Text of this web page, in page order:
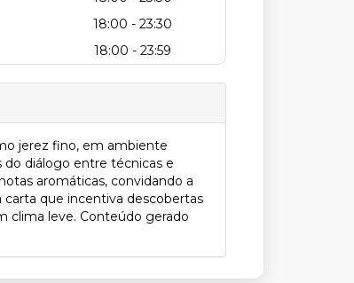
18:00 - 23:30
18:00 - 23:59
jerez fino, em ambiente
do diálogo entre técnicas e
aromáticas, convidando a
que incentiva descobertas
clima leve. Conteúdo gerado